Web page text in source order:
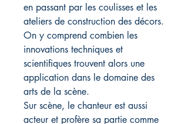
en passant par les coulisses et les
ateliers de construction des décors.
On y comprend combien les
innovations techniques et
scientifiques trouvent alors une
application dans le domaine des
arts de la scène.
Sur scène, le chanteur est aussi
acteur et profère sa partie comme